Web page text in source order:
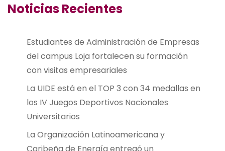
Noticias Recientes
Estudiantes de Administración de Empresas
del campus Loja fortalecen su formación
con visitas empresariales
La UIDE está en el TOP 3 con 34 medallas en
los IV Juegos Deportivos Nacionales
Universitarios
La Organización Latinoamericana y